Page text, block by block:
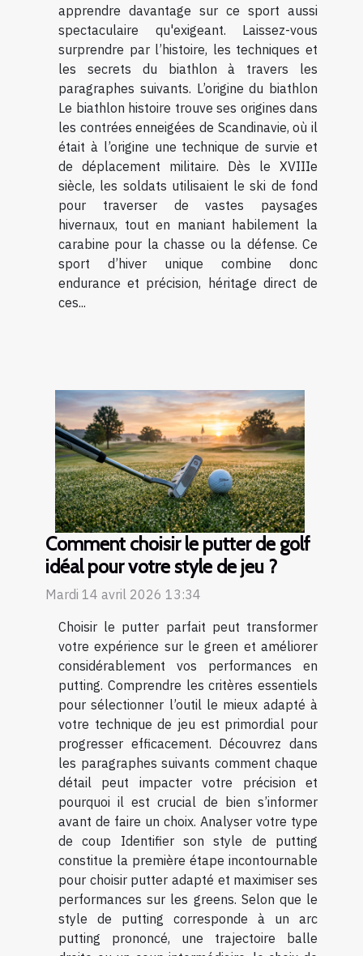
apprendre davantage sur ce sport aussi
spectaculaire qu'exigeant. Laissez-vous
surprendre par l’histoire, les techniques et
les secrets du biathlon à travers les
paragraphes suivants. L’origine du biathlon
Le biathlon histoire trouve ses origines dans
les contrées enneigées de Scandinavie, où il
était à l’origine une technique de survie et
de déplacement militaire. Dès le XVIIIe
siècle, les soldats utilisaient le ski de fond
pour traverser de vastes paysages
hivernaux, tout en maniant habilement la
carabine pour la chasse ou la défense. Ce
sport d’hiver unique combine donc
endurance et précision, héritage direct de
ces...
Comment choisir le putter de golf
idéal pour votre style de jeu ?
Mardi 14 avril 2026 13:34
Choisir le putter parfait peut transformer
votre expérience sur le green et améliorer
considérablement vos performances en
putting. Comprendre les critères essentiels
pour sélectionner l’outil le mieux adapté à
votre technique de jeu est primordial pour
progresser efficacement. Découvrez dans
les paragraphes suivants comment chaque
détail peut impacter votre précision et
pourquoi il est crucial de bien s’informer
avant de faire un choix. Analyser votre type
de coup Identifier son style de putting
constitue la première étape incontournable
pour choisir putter adapté et maximiser ses
performances sur les greens. Selon que le
style de putting corresponde à un arc
putting prononcé, une trajectoire balle